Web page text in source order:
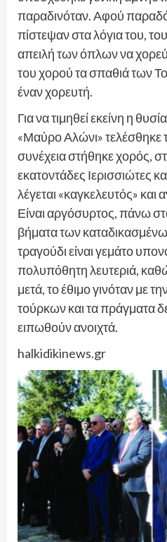
παραδινόταν. Αφού
πίστεψαν στα λόγια του,
απειλή των όπλων να
του χορού τα σπαθιά των
έναν χορευτή.
Για να τιμηθεί εκείνη η
«Μαύρο Αλώνι» τελέσθηκε
συνέχεια στήθηκε χορός,
εκατοντάδες Ιερισσιώτες
λέγεται «καγκελευτός»
Είναι αργόσυρτος, πάνω
βήματα των
τραγούδι είναι γεμάτο
πολυπόθητη λευτεριά,
μετά, το έθιμο γινόταν με
τούρκων και τα πράγματα
ειπωθούν ανοιχτά.
halkidikinews.gr